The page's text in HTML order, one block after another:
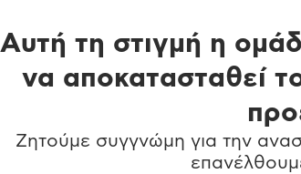
Αυτή τη στιγμή η
να αποκατασταθεί
Ζητούμε συγγνώμη για την